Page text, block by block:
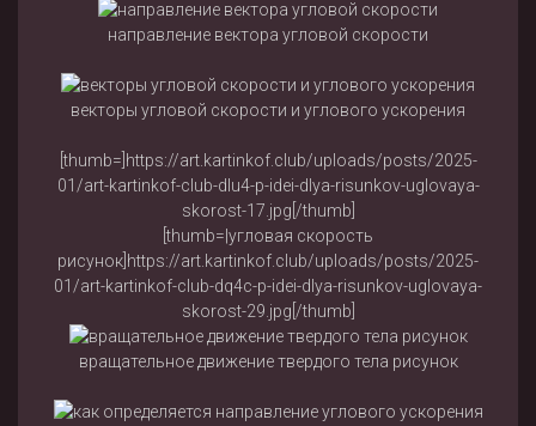
направление вектора угловой скорости
векторы угловой скорости и углового ускорения
[thumb=]https://art.kartinkof.club/uploads/posts/2025-
01/art-kartinkof-club-dlu4-p-idei-dlya-risunkov-uglovaya-
skorost-17.jpg[/thumb]
[thumb=|угловая скорость
рисунок]https://art.kartinkof.club/uploads/posts/2025-
01/art-kartinkof-club-dq4c-p-idei-dlya-risunkov-uglovaya-
skorost-29.jpg[/thumb]
вращательное движение твердого тела рисунок